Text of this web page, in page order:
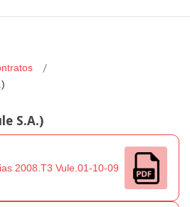
S.A.)
2008.T3 Vule.01-10-09